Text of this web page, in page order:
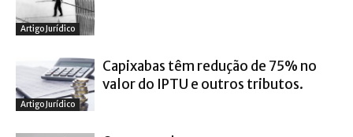
Artigo Jurídico
Artigo Jurídico
Capixabas têm redução de 75% no
valor do IPTU e outros tributos.